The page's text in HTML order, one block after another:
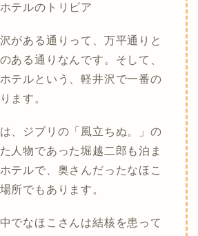
テルのトリビア
がある通りって、万平通りと
ある通りなんです。そして、
テルという、軽井沢で一番の
ます。
、ジブリの「風立ちぬ。」の
人物であった堀越二郎も泊ま
テルで、奥さんだったなほこ
所でもあります。
でなほこさんは結核を患って